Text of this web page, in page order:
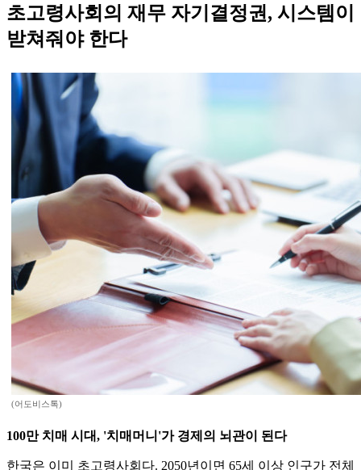
초고령사회의 재무 자기결정권, 시스템이
받쳐줘야 한다
(어도비스톡)
100만 치매 시대, '치매머니'가 경제의 뇌관이 된다
한국은 이미 초고령사회다. 2050년이면 65세 이상 인구가 전체